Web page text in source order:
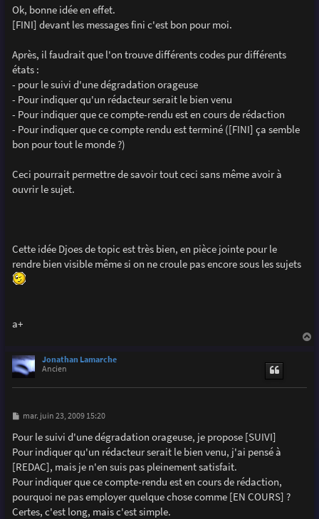
s
s
a
Ok, bonne idée en effet.
[FINI] devant les messages fini c'est bon pour moi.
Après, il faudrait que l'on trouve différents codes pur différents
états :
- pour le suivi d'une dégradation orageuse
- Pour indiquer qu'un rédacteur serait le bien venu
- Pour indiquer que ce compte-rendu est en cours de rédaction
- Pour indiquer que ce compte rendu est terminé ([FINI] ça semble
bon pour tout le monde ?)
Ceci pourrait permettre de savoir tout ceci sans même avoir à
ouvrir le sujet.
Cette idée Djoes de topic est très bien, en pièce jointe pour le
rendre bien visible même si on ne croule pas encore sous les sujets
a+
Jonathan Lamarche
Ancien
M
s
s
a
g
e
mar. juin 23, 2009 15:20
Pour le suivi d'une dégradation orageuse, je propose [SUIVI]
Pour indiquer qu'un rédacteur serait le bien venu, j'ai pensé à
[REDAC], mais je n'en suis pas pleinement satisfait.
Pour indiquer que ce compte-rendu est en cours de rédaction,
pourquoi ne pas employer quelque chose comme [EN COURS] ?
Certes, c'est long, mais c'est simple.